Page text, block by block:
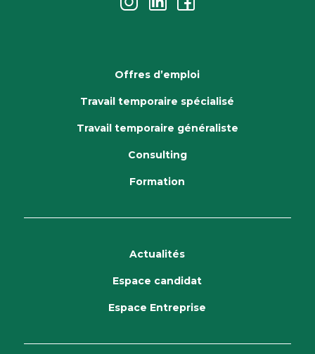
Offres d’emploi
Travail temporaire spécialisé
Travail temporaire généraliste
Consulting
Formation
Actualités
Espace candidat
Espace Entreprise